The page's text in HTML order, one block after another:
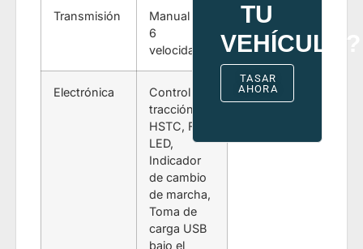
Transmisión
Manual de
6
velocidades
Electrónica
Control de
tracción
HSTC, Full
LED,
Indicador
de cambio
de marcha,
Toma de
carga USB
bajo el
TU
VEHÍCULO?
TASAR
AHORA